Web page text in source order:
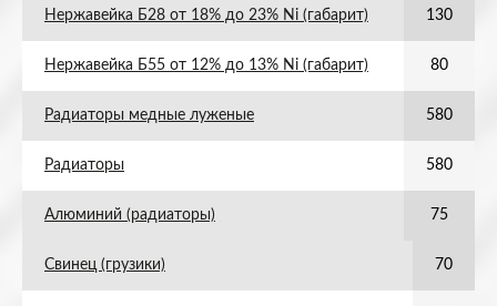
Нержавейка Б28 от 18% до 23% Ni (габарит) 130
Нержавейка Б55 от 12% до 13% Ni (габарит) 80
Радиаторы медные луженые 580
Радиаторы 580
Алюминий (радиаторы) 75
Свинец (грузики) 70